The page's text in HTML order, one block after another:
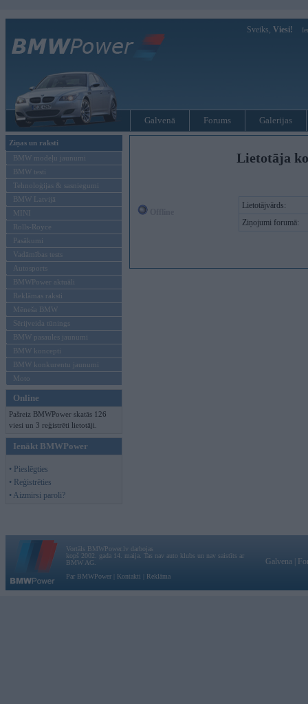
Sveiks, Viesi!
Galvenā Forums Galerijas
Ziņas un raksti
BMW modeļu jaunumi
BMW testi
Tehnoloģijas & sasniegumi
BMW Latvijā
MINI
Rolls-Royce
Pasākumi
Vadāmības tests
Autosports
BMWPower aktuāli
Reklāmas raksti
Mēneša BMW
Sērijveida tūnings
BMW pasaules jaunumi
BMW koncepti
BMW konkurentu jaunumi
Moto
Online
Pašreiz BMWPower skatās 126
viesi un 3 reģistrēti lietotāji.
Ienākt BMWPower
• Pieslēgties
• Reģistrēties
• Aizmirsi paroli?
Lietotāja
Lietotājvārds:
Ziņojumi forumā:
Vortāls BMWPower.lv darbojas
kopš 2002. gada 14. maija. Tas nav auto klubs un nav saistīts ar
BMW AG.
Par BMWPower
Kontakti Reklāma
Galvena